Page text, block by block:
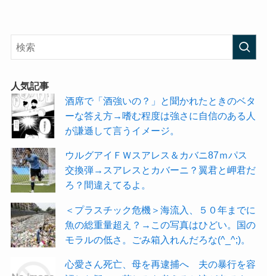
人気記事
酒席で「酒強いの？」と聞かれたときのベタ
ーな答え方→嗜む程度は強さに自信のある人
が謙遜して言うイメージ。
ウルグアイＦＷスアレス＆カバニ87ｍパス
交換弾→スアレスとカバーニ？翼君と岬君だ
ろ？間違えてるよ。
＜プラスチック危機＞海流入、５０年までに
魚の総重量超え？→この写真はひどい。国の
モラルの低さ。ごみ箱入れんだろな(^_^;)。
心愛さん死亡、母を再逮捕へ 夫の暴行を容